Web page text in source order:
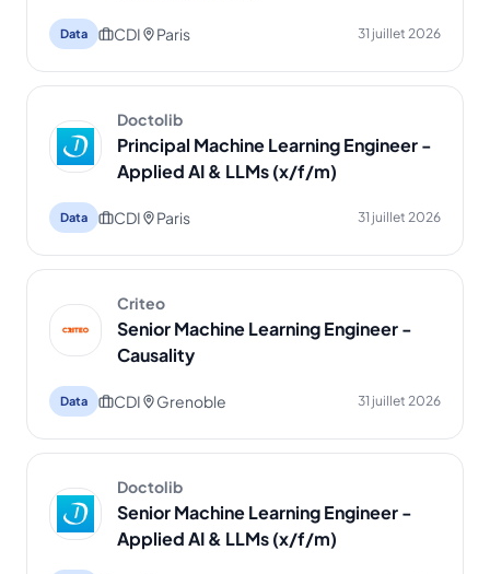
Data CDI Paris 31 juillet 2026
Doctolib
Principal Machine Learning Engineer -
Applied AI & LLMs (x/f/m)
Data CDI Paris 31 juillet 2026
Criteo
Senior Machine Learning Engineer -
Causality
Data CDI Grenoble 31 juillet 2026
Doctolib
Senior Machine Learning Engineer -
Applied AI & LLMs (x/f/m)